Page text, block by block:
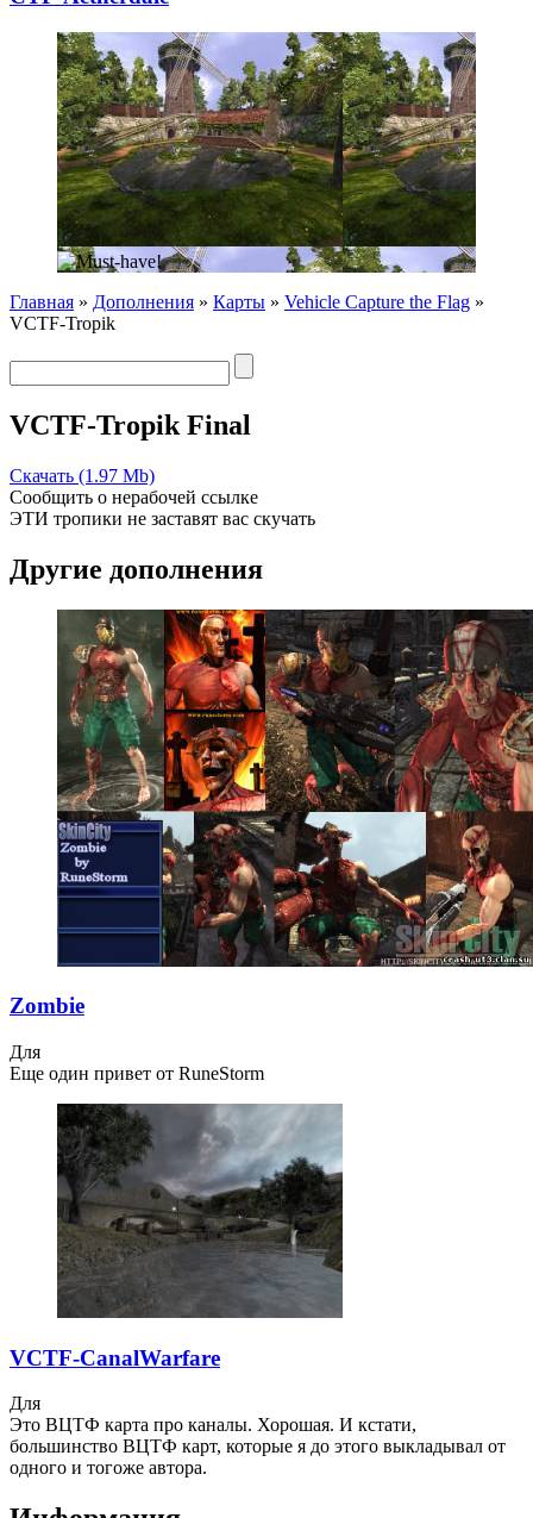
Главная » Дополнения » Карты » Vehicle Capture the Flag »
VCTF-Tropik
VCTF-Tropik Final
Скачать (1.97 Mb)
Сообщить о нерабочей ссылке
ЭТИ тропики не заставят вас скучать
Другие дополнения
Zombie
Для
Еще один привет от RuneStorm
VCTF-CanalWarfare
Для
Это ВЦТФ карта про каналы. Хорошая. И кстати,
большинство ВЦТФ карт, которые я до этого выкладывал от
одного и тогоже автора.